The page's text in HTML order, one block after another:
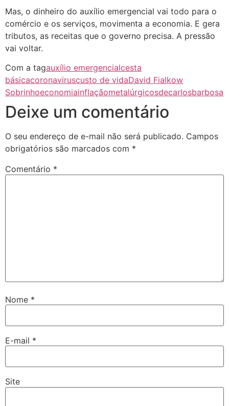
Mas, o dinheiro do auxílio emergencial vai todo para o
comércio e os serviços, movimenta a economia. E gera
tributos, as receitas que o governo precisa. A pressão
vai voltar.
Com a tagauxílio emergencialcesta
básicacoronaviruscusto de vidaDavid Fialkow
Sobrinhoeconomiainflaçãometalúrgicosdecarlosbarbosa
Deixe um comentário
O seu endereço de e-mail não será publicado. Campos
obrigatórios são marcados com *
Comentário *
Nome *
E-mail *
Site